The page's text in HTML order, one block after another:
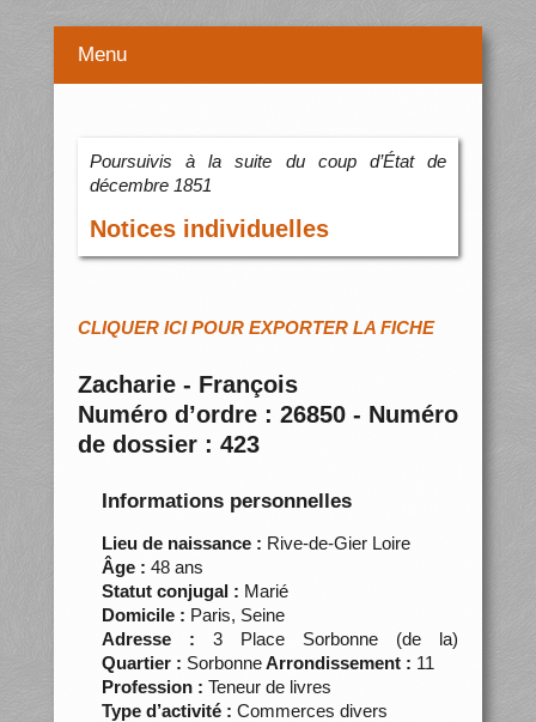
Menu
Poursuivis à la suite du coup d’État de
décembre 1851
Notices individuelles
CLIQUER ICI POUR EXPORTER LA FICHE
Zacharie - François
Numéro d’ordre : 26850 - Numéro
de dossier : 423
Informations personnelles
Lieu de naissance : Rive-de-Gier Loire
Âge : 48 ans
Statut conjugal : Marié
Domicile : Paris, Seine
Adresse : 3 Place Sorbonne (de la)
Quartier : SorbonneArrondissement : 11
Profession : Teneur de livres
Type d’activité : Commerces divers